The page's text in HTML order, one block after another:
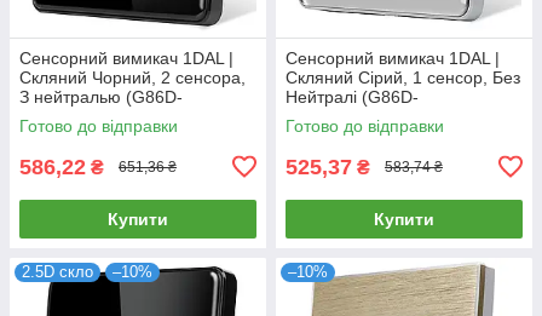
Сенсорний вимикач 1DAL |
Скляний Чорний, 2 сенсора,
З нейтралью (G86D-
SW2G.BL)
Готово до відправки
586,22 ₴ 651,36 ₴
Купити
Сенсорний вимикач 1DAL |
Скляний Сірий, 1 сенсор, Без
Нейтралі (G86D-
SW1G.SL.GR)
Готово до відправки
525,37 ₴ 583,74 ₴
Купити
2.5D скло –10% –10%